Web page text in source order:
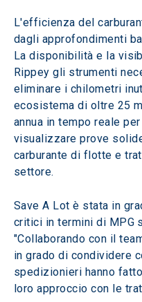
L'efficienza del
dagli approfondimenti
La disponibilità e la
Rippey gli strumenti
eliminare i chilometri
ecosistema di oltre 25
annua in tempo reale
visualizzare prove
carburante di flotte e
settore.
Save A Lot è stata in
critici in termini di MPG
"Collaborando con il
in grado di condividere
spedizionieri hanno
loro approccio con le